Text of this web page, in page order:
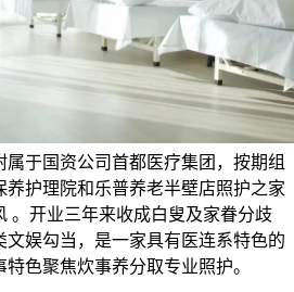
于国资公司首都医疗集团，按期组
护理院和乐普养老半壁店照护之家
。开业三年来收成白叟及家眷分歧
娱勾当，是一家具有医连系特色的
色聚焦炊事养分取专业照护。